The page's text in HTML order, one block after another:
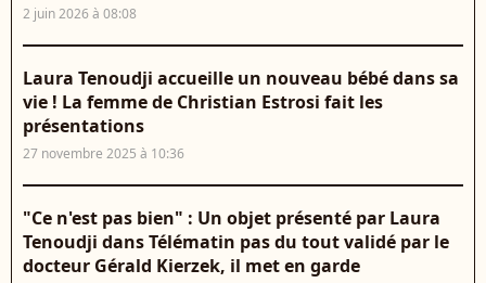
2 juin 2026 à 08:08
Laura Tenoudji accueille un nouveau bébé dans sa
vie ! La femme de Christian Estrosi fait les
présentations
27 novembre 2025 à 10:36
"Ce n'est pas bien" : Un objet présenté par Laura
Tenoudji dans Télématin pas du tout validé par le
docteur Gérald Kierzek, il met en garde